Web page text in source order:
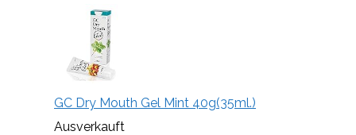
GC Dry Mouth Gel Mint 40g(35ml.)
Ausverkauft